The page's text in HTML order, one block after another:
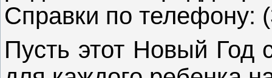
Справки по телефону:
Пусть этот Новый Год